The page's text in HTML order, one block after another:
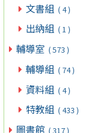
文書組 ( 4 )
出納組 ( 1 )
輔導室 ( 573 )
輔導組 ( 74 )
資料組 ( 4 )
特教組 ( 433 )
圖書館 ( 317 )